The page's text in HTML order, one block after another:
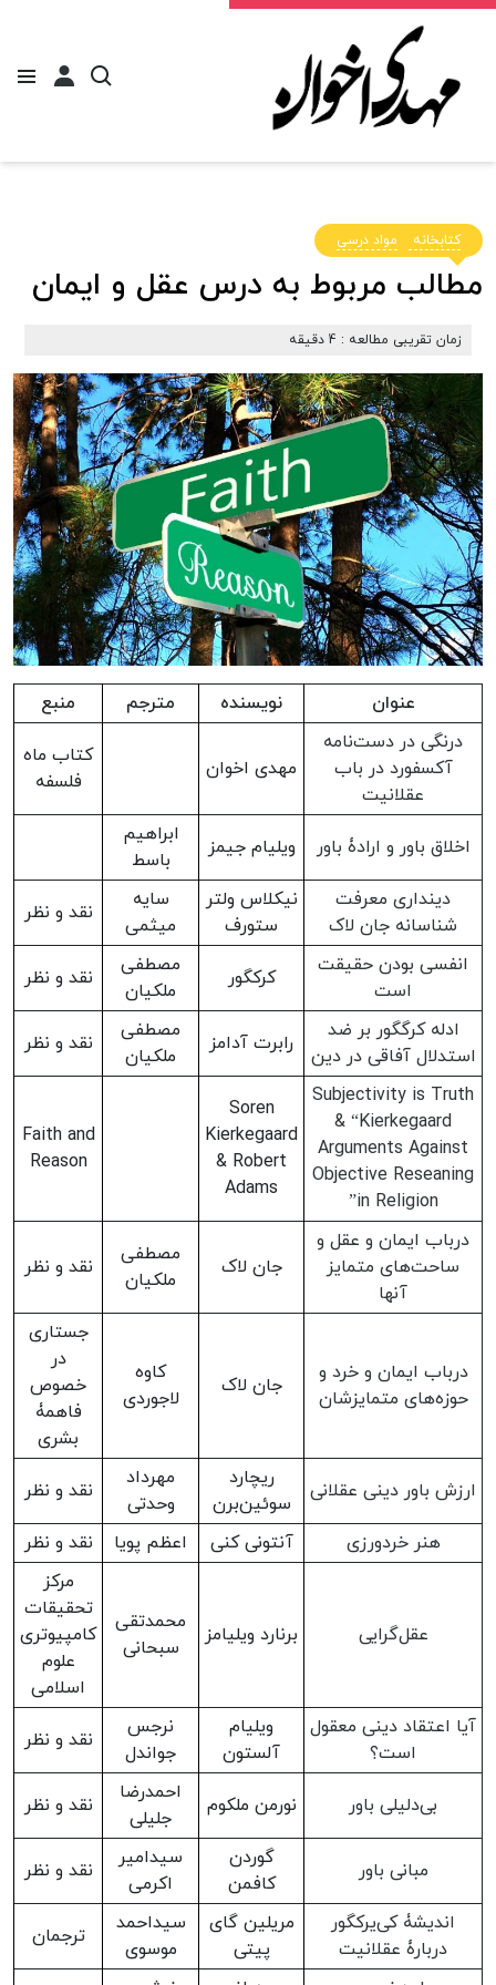
کتابخانه مواد درسی
مطالب مربوط به درس عقل و ایمان
زمان تقریبی مطالعه : 4 دقیقه
عنوان نویسنده مترجم
منبع
درنگی در دست‌نامه
آکسفورد در باب
عقلانیت
مهدی اخوان
کتاب ماه
فلسفه
اخلاق باور و ارادۀ باور ویلیام جیمز
ابراهیم
باسط
دینداری معرفت
شناسانه جان لاک
نیکلاس ولتر
ستورف
سایه
میثمی
نقد و نظر
انفسى بودن حقیقت
است
کرکگور
مصطفی
ملکیان
نقد و نظر
ادله کرگگور بر ضد
استدلال آفاقى در دین
رابرت آدامز
مصطفی
ملکیان
نقد و نظر
Subjectivity is Truth
& “Kierkegaard
Arguments Against
Objective Reseaning
in Religion”
Soren
Kierkegaard
& Robert
Adams
Faith and
Reason
درباب ایمان و عقل و
ساحت‌های متمایز
آنها
جان لاک
مصطفی
ملکیان
نقد و نظر
درباب ایمان و خرد و
حوزه‌های متمایزشان
جان لاک
کاوه
لاجوردی
جستاری
در
خصوص
فاهمۀ
بشری
ارزش باور دینی عقلانی
ریچارد
سوئین‌برن
مهرداد
وحدتی
نقد و نظر
هنر خردورزی آنتونی کنی اعظم پویا نقد و نظر
عقل‌گرایی برنارد ویلیامز
محمدتقی
سبحانی
مرکز
تحقیقات
کامپیوتری
علوم
اسلامی
آیا اعتقاد دینی معقول
است؟
ویلیام
آلستون
نرجس
جواندل
نقد و نظر
بی‌دلیلی باور نورمن ملکوم
احمدرضا
جلیلی
نقد و نظر
مبانی باور
گوردن
کافمن
سیدامیر
اکرمی
نقد و نظر
اندیشۀ کی‌یرکگور
دربارۀ عقلانیت
مریلین گای
پیتی
سیداحمد
موسوی
ترجمان